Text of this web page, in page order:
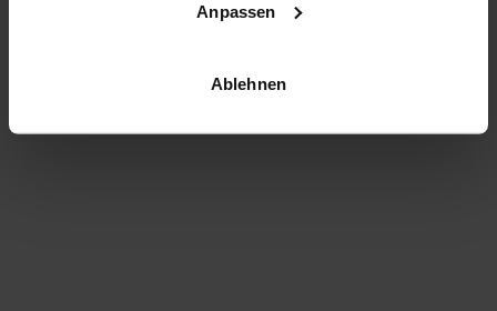
Anpassen
Ablehnen